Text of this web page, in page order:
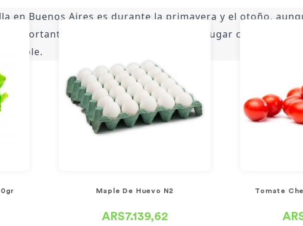
en Buenos Aires es durante la primavera y el otoño,
importante sembrar las semillas en un lugar con sombra
Maple De Huevo N2
ARS7.139,62
Tomate